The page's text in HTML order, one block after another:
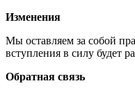
Изменения
Мы оставляем за собой
вступления в силу будет
Обратная связь